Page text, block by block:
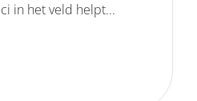
in het veld helpt...